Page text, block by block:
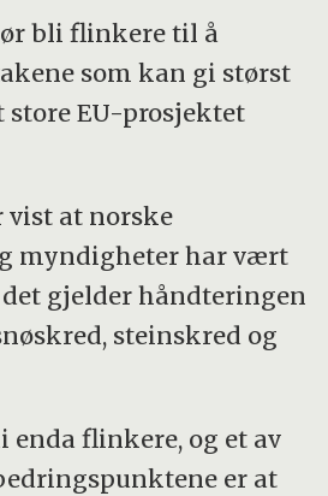
the art» når det gjelder
fjell-, snø-, flom- og
en forkortelse for
of Extremely
for forskning og
(6 RP) bidro med 50
mens
med 25 prosent til
bli flinkere til å
som kan gi størst
store EU-prosjektet
vist at norske
myndigheter har vært
gjelder håndteringen
steinskred og
flinkere, og et av
er at